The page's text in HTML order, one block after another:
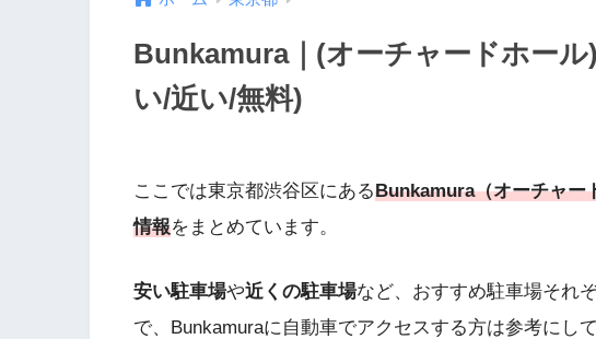
Bunkamura｜(オーチャードホー
い/近い/無料)
ここでは東京都渋谷区にあるBunkamura（オーチャー
情報をまとめています。
安い駐車場や近くの駐車場など、おすすめ駐車場それ
で、Bunkamuraに自動車でアクセスする方は参考にして